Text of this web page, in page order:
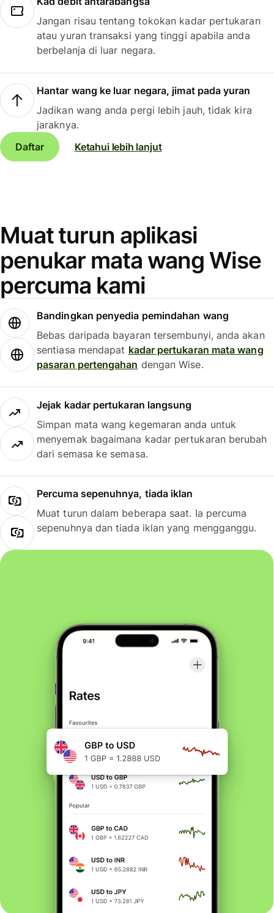
Jangan risau tentang tokokan kadar pertukaran
atau yuran transaksi yang tinggi apabila anda
berbelanja di luar negara.
Hantar wang ke luar negara, jimat pada yuran
Jadikan wang anda pergi lebih jauh, tidak kira
jaraknya.
Daftar
Ketahui lebih lanjut
Muat turun aplikasi
penukar mata wang Wise
percuma kami
Bandingkan penyedia pemindahan wang
Bebas daripada bayaran tersembunyi, anda akan
sentiasa mendapat kadar pertukaran mata wang
pasaran pertengahan dengan Wise.
Jejak kadar pertukaran langsung
Simpan mata wang kegemaran anda untuk
menyemak bagaimana kadar pertukaran berubah
dari semasa ke semasa.
Percuma sepenuhnya, tiada iklan
Muat turun dalam beberapa saat. Ia percuma
sepenuhnya dan tiada iklan yang mengganggu.